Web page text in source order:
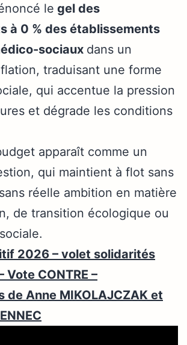
le gel des
à 0 % des établissements
sociaux dans un
traduisant une forme
qui accentue la pression
et dégrade les conditions
apparaît comme un
qui maintient à flot sans
réelle ambition en matière
de transition écologique ou
2026 – volet solidarités
CONTRE –
de Anne MIKOLAJCZAK et